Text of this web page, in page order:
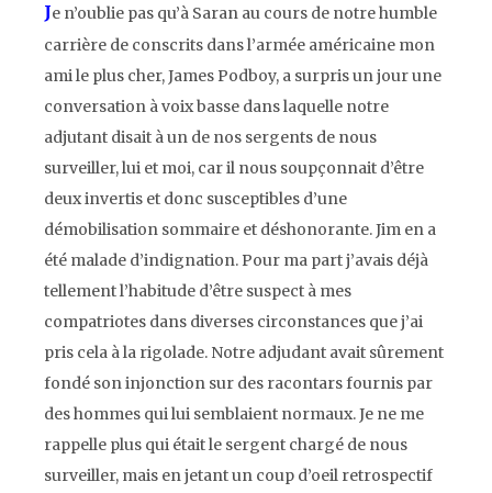
Je n’oublie pas qu’à Saran au cours de notre humble
carrière de conscrits dans l’armée américaine mon
ami le plus cher, James Podboy, a surpris un jour une
conversation à voix basse dans laquelle notre
adjutant disait à un de nos sergents de nous
surveiller, lui et moi, car il nous soupçonnait d’être
deux invertis et donc susceptibles d’une
démobilisation sommaire et déshonorante. Jim en a
été malade d’indignation. Pour ma part j’avais déjà
tellement l’habitude d’être suspect à mes
compatriotes dans diverses circonstances que j’ai
pris cela à la rigolade. Notre adjudant avait sûrement
fondé son injonction sur des racontars fournis par
des hommes qui lui semblaient normaux. Je ne me
rappelle plus qui était le sergent chargé de nous
surveiller, mais en jetant un coup d’oeil retrospectif